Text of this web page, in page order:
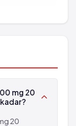
mg 20
20